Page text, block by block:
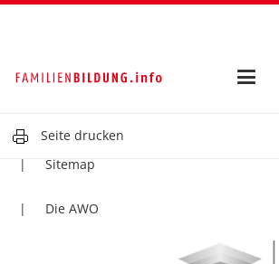
Seite drucken
Impressum
Sitemap
Die AWO